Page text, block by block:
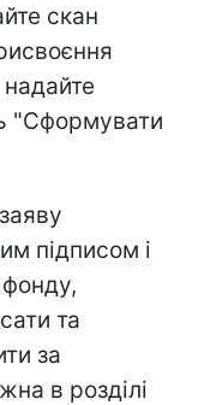
скан
надайте
"Сформувати
підписом і
фонду,
та
за
в розділі